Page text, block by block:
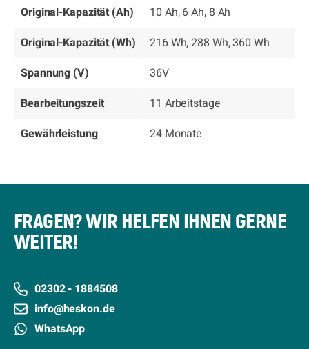
Original-Kapazität (Ah)
10 Ah, 6 Ah, 8 Ah
Original-Kapazität (Wh)
216 Wh, 288 Wh, 360 Wh
Spannung (V)
36V
Bearbeitungszeit
11 Arbeitstage
Gewährleistung
24 Monate
FRAGEN? WIR HELFEN IHNEN GERNE
WEITER!
02302 - 1884508
info@heskon.de
WhatsApp